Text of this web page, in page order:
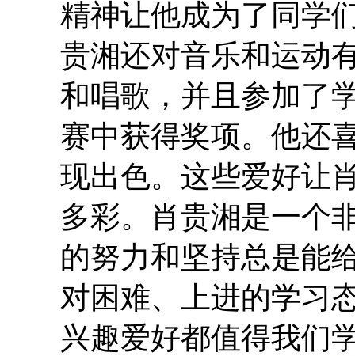
精神让他成为了同学
贵湘还对音乐和运动
和唱歌，并且参加了
赛中获得奖项。他还
现出色。这些爱好让
多彩。肖贵湘是一个
的努力和坚持总是能
对困难、上进的学习
兴趣爱好都值得我们